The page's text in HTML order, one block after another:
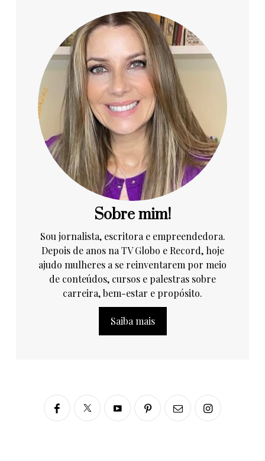
Sobre mim!
Sou jornalista, escritora e empreendedora.
Depois de anos na TV Globo e Record, hoje
ajudo mulheres a se reinventarem por meio
de conteúdos, cursos e palestras sobre
carreira, bem-estar e propósito.
Saiba mais